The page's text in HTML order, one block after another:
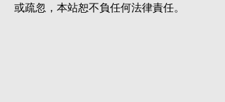
或疏忽，本站恕不負任何法律責任。